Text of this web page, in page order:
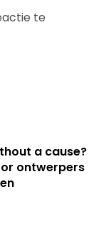
te
a cause?
ontwerpers